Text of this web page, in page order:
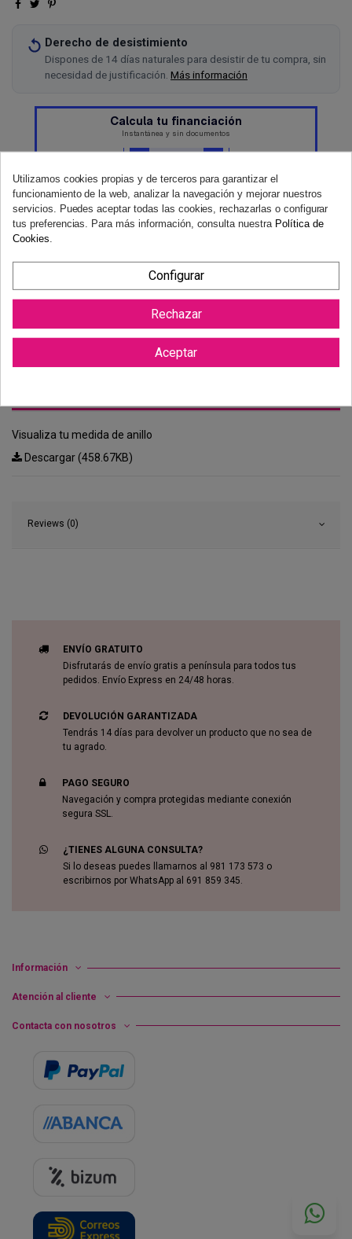
Derecho de desistimiento
Dispones de 14 días naturales para desistir de tu compra, sin
necesidad de justificación. Más información
Visualiza tu medida de anillo
Descargar (458.67KB)
Reviews (0)
ENVÍO GRATUITO
Disfrutarás de envío gratis a península para todos tus
pedidos. Envío Express en 24/48 horas.
DEVOLUCIÓN GARANTIZADA
Tendrás 14 días para devolver un producto que no sea de
tu agrado.
PAGO SEGURO
Navegación y compra protegidas mediante conexión
segura SSL.
¿TIENES ALGUNA CONSULTA?
Si lo deseas puedes llamarnos al 981 173 573 o
escribirnos por WhatsApp al 691 859 345.
Información
Atención al cliente
Contacta con nosotros
Utilizamos cookies propias y de terceros para garantizar el
funcionamiento de la web, analizar la navegación y mejorar nuestros
servicios. Puedes aceptar todas las cookies, rechazarlas o configurar
tus preferencias. Para más información, consulta nuestra Política de
Cookies
Configurar
Rechazar
Aceptar